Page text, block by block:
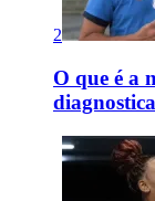
2
O que é a